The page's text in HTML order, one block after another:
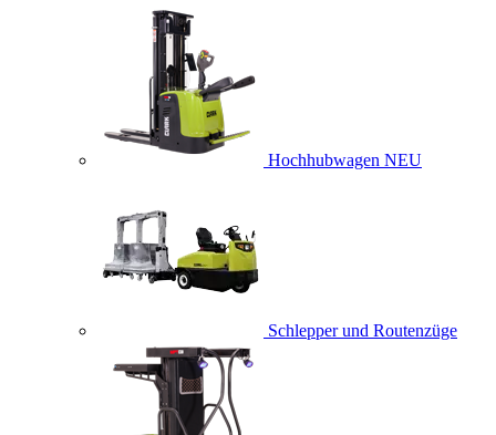
Hochhubwagen NEU
Schlepper und Routenzüge